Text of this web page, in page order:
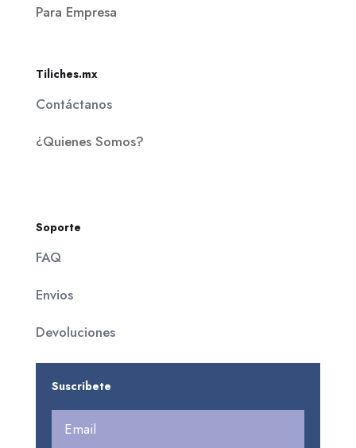
Para Empresa
Tiliches.mx
Contáctanos
¿Quienes Somos?
Soporte
FAQ
Envios
Devoluciones
Suscribete